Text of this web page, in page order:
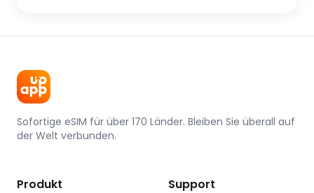
Sofortige eSIM für über 170 Länder. Bleiben Sie überall auf
der Welt verbunden.
Produkt Support